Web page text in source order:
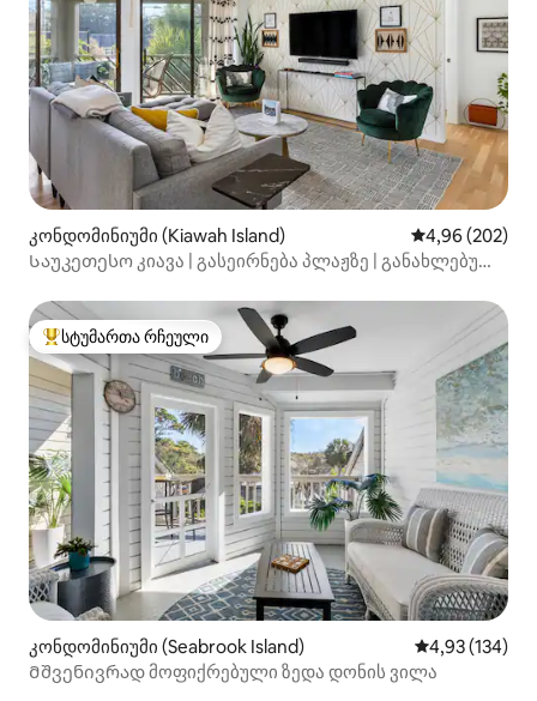
კონდომინიუმი (Kiawah Island) საშუალო
4,96 (202)
Საუკეთესო კიავა | გასეირნება პლაჟზე | განახლებული
სტუმართა რჩეული მოწინავე ვარიანტი
სტუმართა რჩეული
კონდომინიუმი (Seabrook Island) საშუალო
4,93 (134)
Მშვენივრად მოფიქრებული ზედა დონის ვილა